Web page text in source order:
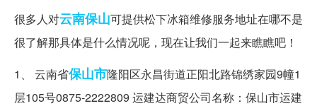
很多人对云南保山可提供松下冰箱维修服务地址在哪不是
很了解那具体是什么情况呢，现在让我们一起来瞧瞧吧！
1、 云南省保山市隆阳区永昌街道正阳北路锦绣家园9幢1
层105号0875-2222809 运建达商贸公司名称：保山市运建